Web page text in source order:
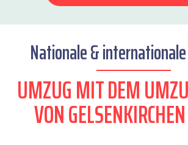
Nationale &
UMZUG MIT DEM
VON